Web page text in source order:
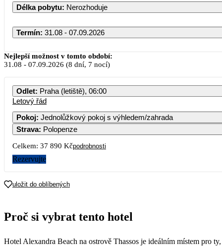
Délka pobytu: Nerozhoduje
Termín: 31.08 - 07.09.2026
Nejlepší možnost v tomto období:
31.08 - 07.09.2026 (8 dní, 7 nocí)
Odlet: Praha (letiště), 06:00
Letový řád
Pokoj: Jednolůžkový pokoj s výhledem/zahrada
Strava: Polopenze
Celkem: 37 890 Kčpodrobnosti
Rezervujte
uložit do oblíbených
Proč si vybrat tento hotel
Hotel Alexandra Beach na ostrově Thassos je ideálním místem pro